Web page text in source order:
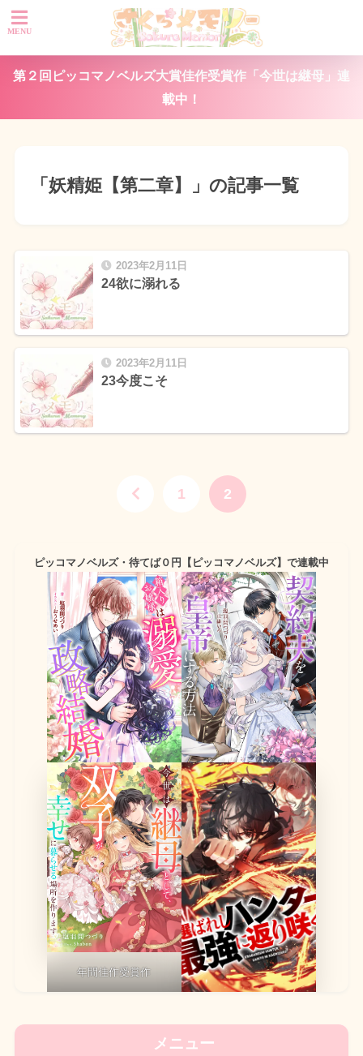
第２回ピッコマノベルズ大賞佳作受賞作「今世は継母」連
載中！
「妖精姫【第二章】」の記事一覧
2023年2月11日
24欲に溺れる
2023年2月11日
23今度こそ
1 2
ピッコマノベルズ・待てば０円【ピッコマノベルズ】で連載中
年間佳作受賞作
メニュー